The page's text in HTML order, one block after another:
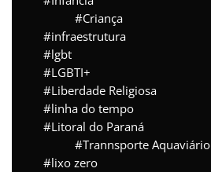
Criança
infraestrutura
lgbt
LGBTI+
Liberdade Religiosa
linha do tempo
Litoral do Paraná
Trannsporte Aquaviário
lixo zero